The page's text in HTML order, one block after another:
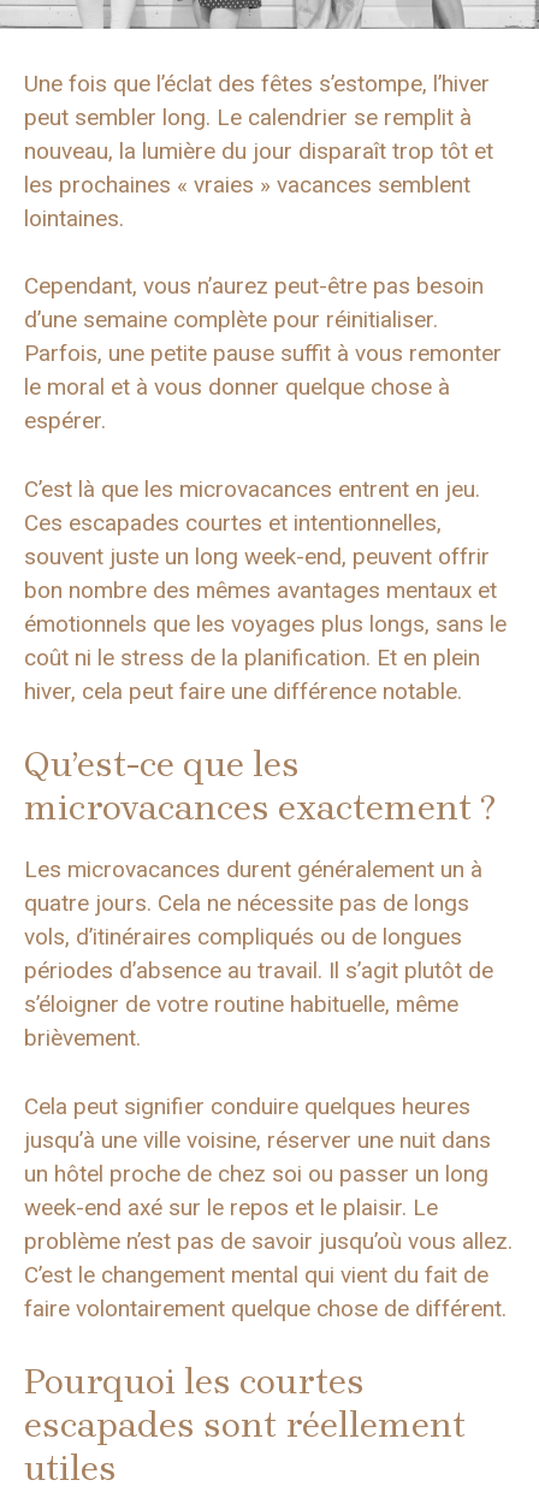
Une fois que l’éclat des fêtes s’estompe, l’hiver
peut sembler long. Le calendrier se remplit à
nouveau, la lumière du jour disparaît trop tôt et
les prochaines « vraies » vacances semblent
lointaines.
Cependant, vous n’aurez peut-être pas besoin
d’une semaine complète pour réinitialiser.
Parfois, une petite pause suffit à vous remonter
le moral et à vous donner quelque chose à
espérer.
C’est là que les microvacances entrent en jeu.
Ces escapades courtes et intentionnelles,
souvent juste un long week-end, peuvent offrir
bon nombre des mêmes avantages mentaux et
émotionnels que les voyages plus longs, sans le
coût ni le stress de la planification. Et en plein
hiver, cela peut faire une différence notable.
Qu’est-ce que les
microvacances exactement ?
Les microvacances durent généralement un à
quatre jours. Cela ne nécessite pas de longs
vols, d’itinéraires compliqués ou de longues
périodes d’absence au travail. Il s’agit plutôt de
s’éloigner de votre routine habituelle, même
brièvement.
Cela peut signifier conduire quelques heures
jusqu’à une ville voisine, réserver une nuit dans
un hôtel proche de chez soi ou passer un long
week-end axé sur le repos et le plaisir. Le
problème n’est pas de savoir jusqu’où vous allez.
C’est le changement mental qui vient du fait de
faire volontairement quelque chose de différent.
Pourquoi les courtes
escapades sont réellement
utiles